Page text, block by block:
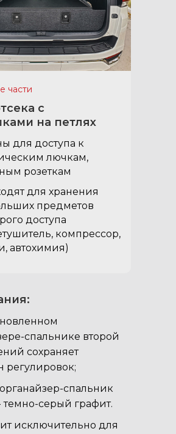
части
с
на петлях
для доступа к
лючкам,
розеткам
для хранения
предметов
доступа
компрессор,
автохимия)
спальнике второй
сохраняет
регулировок;
исключительно для
спальник
темно-серый графит.